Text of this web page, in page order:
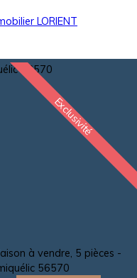
Estimation
Exclusivité